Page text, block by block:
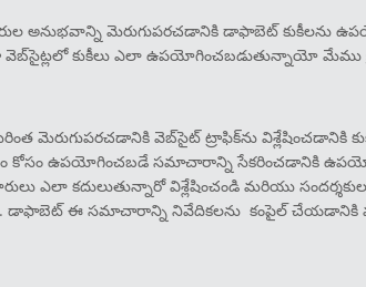
మెరుగుపరచడానికి డాఫాబెట్ కుకీలను
కుకీలు ఎలా ఉపయోగించబడుతున్నాయో మేము
మెరుగుపరచడానికి వెబ్‌సైట్ ట్రాఫిక్‌ను
కోసం ఉపయోగించబడే సమాచారాన్ని సేకరించడానికి
ఎలా కదులుతున్నారో విశ్లేషించండి మరియు
డాఫాబెట్ ఈ సమాచారాన్ని నివేదికలను కంపైల్ చేయడానికి